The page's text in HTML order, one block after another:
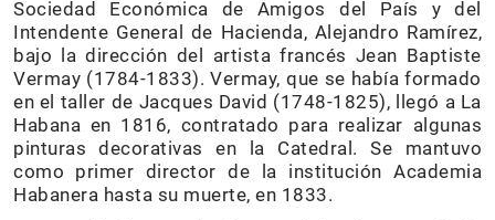
Sociedad Económica de Amigos del País y del
Intendente General de Hacienda, Alejandro Ramírez,
bajo la dirección del artista francés Jean Baptiste
Vermay (1784-1833). Vermay, que se había formado
en el taller de Jacques David (1748-1825), llegó a La
Habana en 1816, contratado para realizar algunas
pinturas decorativas en la Catedral. Se mantuvo
como primer director de la institución Academia
Habanera hasta su muerte, en 1833.